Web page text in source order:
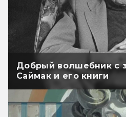
Добрый волшебник с
Саймак и его книги